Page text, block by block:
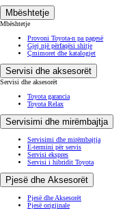
Mbështetje
Mbështetje
Provoni Toyota-n pa pagesë
Gjej një përfaqësi shitje
Çmimoret dhe katalogjet
Servisi dhe aksesorët
Servisi dhe aksesorët
Toyota garancia
Toyota Relax
Servisimi dhe mirëmbajtja
Servisimi dhe mirëmbajtja
E-termini për servis
Servisi ekspres
Servisi i hibridit Toyota
Pjesë dhe Aksesorët
Pjesë dhe Aksesorët
Pjesë origjinale